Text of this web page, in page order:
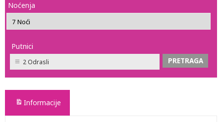
Noćenja
Putnici
2 Odrasli
Informacije